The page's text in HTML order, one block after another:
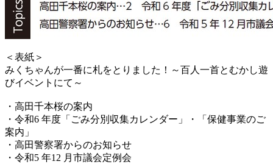
＜表紙＞
みくちゃんが一番に札をとりました！～百人一首とむかし遊
びイベントにて～
・高田千本桜の案内
・令和6 年度「ごみ分別収集カレンダー」・「保健事業のご
案内」
・高田警察署からのお知らせ
・令和5 年12 月市議会定例会